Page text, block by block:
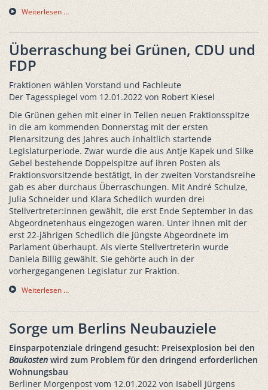
Weiterlesen …
Überraschung bei Grünen, CDU und
FDP
Fraktionen wählen Vorstand und Fachleute
Der Tagesspiegel vom 12.01.2022 von Robert Kiesel
Die Grünen gehen mit einer in Teilen neuen Fraktionsspitze
in die am kommenden Donnerstag mit der ersten
Plenarsitzung des Jahres auch inhaltlich startende
Legislaturperiode. Zwar wurde die aus Antje Kapek und Silke
Gebel bestehende Doppelspitze auf ihren Posten als
Fraktionsvorsitzende bestätigt, in der zweiten Vorstandsreihe
gab es aber durchaus Überraschungen. Mit André Schulze,
Julia Schneider und Klara Schedlich wurden drei
Stellvertreter:innen gewählt, die erst Ende September in das
Abgeordnetenhaus eingezogen waren. Unter ihnen mit der
erst 22-jährigen Schedlich die jüngste Abgeordnete im
Parlament überhaupt. Als vierte Stellvertreterin wurde
Daniela Billig gewählt. Sie gehörte auch in der
vorhergegangenen Legislatur zur Fraktion.
Weiterlesen …
Sorge um Berlins Neubauziele
Einsparpotenziale dringend gesucht: Preisexplosion bei den
Baukosten wird zum Problem für den dringend erforderlichen
Wohnungsbau
Berliner Morgenpost vom 12.01.2022 von Isabell Jürgens